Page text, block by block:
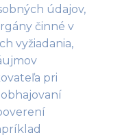
údajov,
činné v
vyžiadania,
pri